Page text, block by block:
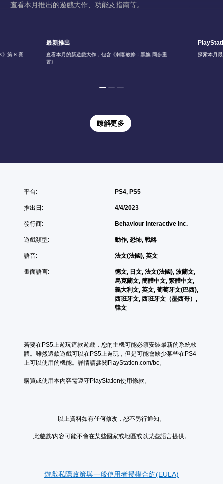
查看本月推出的遊戲大作、功能及指南等。
最新推出
查看本月的新遊戲大作，包含《刺客教條：黑旗 同步重
置》
探索本月
》第 8 賽
瞭解更多
平台: PS4, PS5
推出日: 4/4/2023
發行商: Behaviour Interactive Inc.
遊戲類型: 動作, 恐怖, 戰略
語音: 法文(法國), 英文
畫面語言:
德文, 日文, 法文(法國), 波蘭文,
烏克蘭文, 簡體中文, 繁體中文,
義大利文, 英文, 葡萄牙文(巴西),
西班牙文, 西班牙文（墨西哥）,
韓文
若要在PS5上遊玩這款遊戲，您的主機可能必須安裝最新的系統軟
體。雖然這款遊戲可以在PS5上遊玩，但是可能會缺少某些在PS4
上可以使用的機能。詳情請參閱PlayStation.com/bc。
購買或使用本內容需遵守PlayStation使用條款。
以上資料如有任何修改，恕不另行通知。
此遊戲/內容可能不會在某些國家或地區或以某些語言提供。
遊戲私隱政策與一般使用者授權合約(EULA)